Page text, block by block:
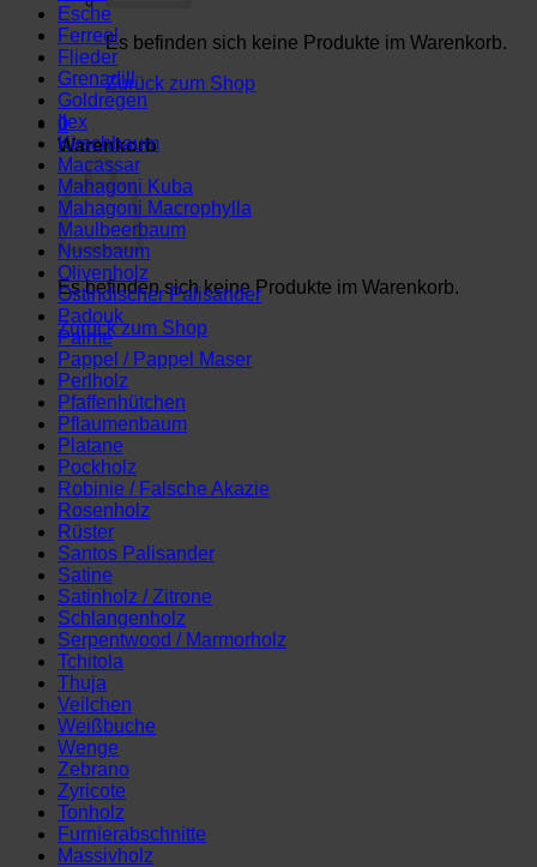
Es befinden sich keine Produkte im Warenkorb.
Zurück zum Shop
0
Warenkorb
Es befinden sich keine Produkte im Warenkorb.
Zurück zum Shop
Esche
Ferreol
Flieder
Grenadill
Goldregen
Ilex
Kirschbaum
Macassar
Mahagoni Kuba
Mahagoni Macrophylla
Maulbeerbaum
Nussbaum
Olivenholz
Ostindischer Palisander
Padouk
Palme
Pappel / Pappel Maser
Perlholz
Pfaffenhütchen
Pflaumenbaum
Platane
Pockholz
Robinie / Falsche Akazie
Rosenholz
Rüster
Santos Palisander
Satine
Satinholz / Zitrone
Schlangenholz
Serpentwood / Marmorholz
Tchitola
Thuja
Veilchen
Weißbuche
Wenge
Zebrano
Zyricote
Tonholz
Furnierabschnitte
Massivholz